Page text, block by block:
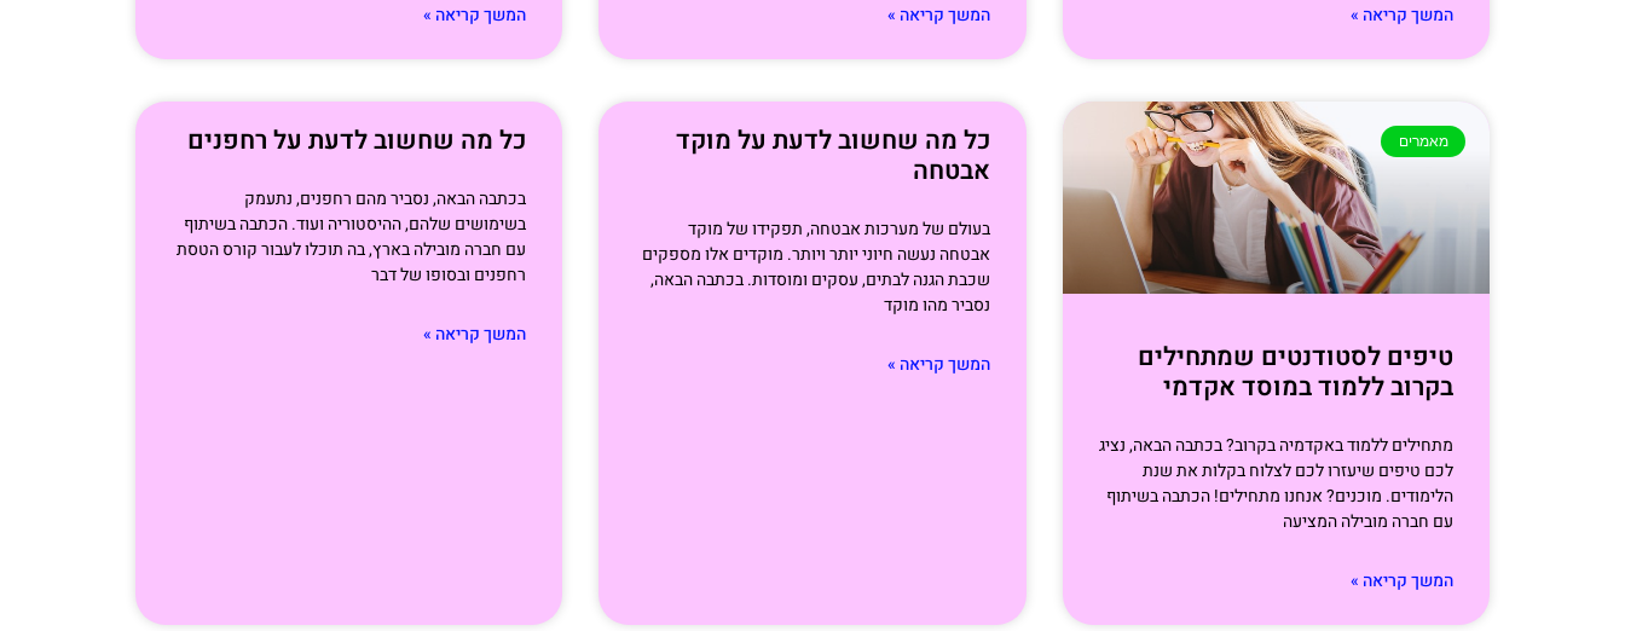
המשך קריאה » המשך קריאה » המשך קריאה »
מאמרים
טיפים לסטודנטים שמתחילים
בקרוב ללמוד במוסד אקדמי
מתחילים ללמוד באקדמיה בקרוב? בכתבה הבאה, נציג
לכם טיפים שיעזרו לכם לצלוח בקלות את שנת
הלימודים. מוכנים? אנחנו מתחילים! הכתבה בשיתוף
עם חברה מובילה המציעה
המשך קריאה »
כל מה שחשוב לדעת על מוקד
אבטחה
בעולם של מערכות אבטחה, תפקידו של מוקד
אבטחה נעשה חיוני יותר ויותר. מוקדים אלו מספקים
שכבת הגנה לבתים, עסקים ומוסדות. בכתבה הבאה,
נסביר מהו מוקד
המשך קריאה »
כל מה שחשוב לדעת על רחפנים
בכתבה הבאה, נסביר מהם רחפנים, נתעמק
בשימושים שלהם, ההיסטוריה ועוד. הכתבה בשיתוף
עם חברה מובילה בארץ, בה תוכלו לעבור קורס הטסת
רחפנים ובסופו של דבר
המשך קריאה »